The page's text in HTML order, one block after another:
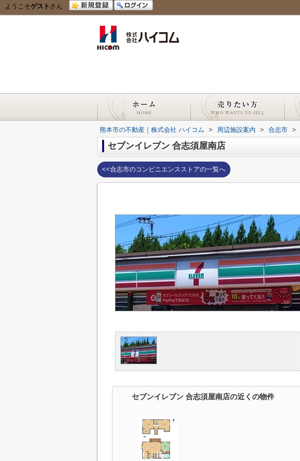
ようこそゲスト さん
熊本市の不動産｜株式会社 ハイコム > 周辺施設案内 > 合志市 >
セブンイレブン 合志須屋南店
<<合志市のコンビニエンスストアの一覧へ
セブンイレブン 合志須屋南店の近くの物件